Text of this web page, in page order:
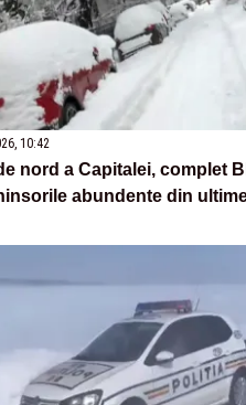
10:42
nord a Capitalei, complet
abundente din